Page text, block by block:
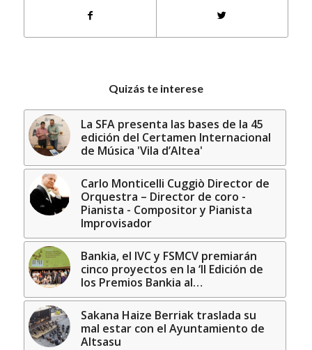
Quizás te interese
La SFA presenta las bases de la 45
edición del Certamen Internacional
de Música 'Vila d’Altea'
Carlo Monticelli Cuggiò Director de
Orquestra – Director de coro -
Pianista - Compositor y Pianista
Improvisador
Bankia, el IVC y FSMCV premiarán
cinco proyectos en la ‘II Edición de
los Premios Bankia al…
Sakana Haize Berriak traslada su
mal estar con el Ayuntamiento de
Altsasu